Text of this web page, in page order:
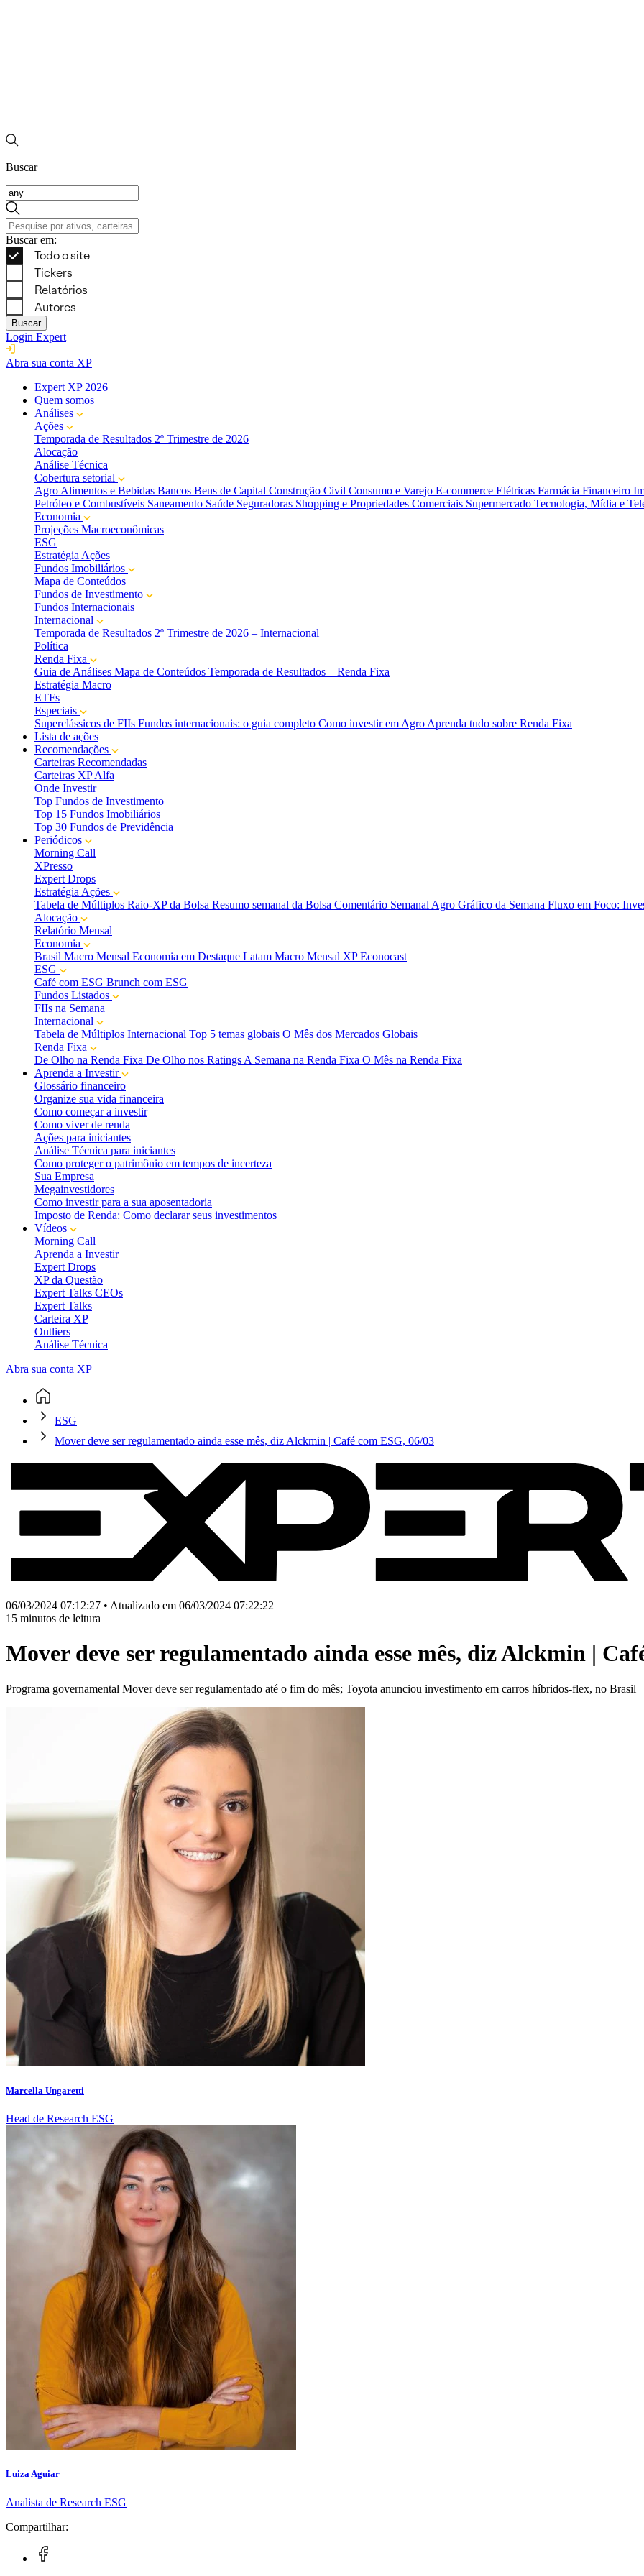
Buscar
Buscar em:
Buscar
Login Expert
Abra sua conta XP
Expert XP 2026
Quem somos
Análises
Ações
Temporada de Resultados 2º Trimestre de 2026
Alocação
Análise Técnica
Cobertura setorial
AgroAlimentos e Bebidas Bancos Bens de Capital Construção Civil Consumo e Varejo E-commerce Elétricas Farmácia Financeiro
Petróleo e Combustíveis Saneamento Saúde Seguradoras Shopping e Propriedades Comerciais Supermercado Tecnologia, Mídia e
Economia
Projeções Macroeconômicas
ESG
Estratégia Ações
Fundos Imobiliários
Mapa de Conteúdos
Fundos de Investimento
Fundos Internacionais
Internacional
Temporada de Resultados 2º Trimestre de 2026 – Internacional
Política
Renda Fixa
Guia de Análises Mapa de Conteúdos Temporada de Resultados – Renda Fixa
Estratégia Macro
ETFs
Especiais
Superclássicos de FIIs Fundos internacionais: o guia completo Como investir em AgroAprenda tudo sobre Renda Fixa
Lista de ações
Recomendações
Carteiras Recomendadas
Carteiras XP Alfa
Onde Investir
Top Fundos de Investimento
Top 15 Fundos Imobiliários
Top 30 Fundos de Previdência
Periódicos
Morning Call
XPresso
Expert Drops
Estratégia Ações
Tabela de Múltiplos Raio-XP da Bolsa Resumo semanal da Bolsa Comentário Semanal Agro Gráfico da Semana Fluxo em Foco:
Alocação
Relatório Mensal
Economia
Brasil Macro Mensal Economia em Destaque Latam Macro Mensal XP Econocast
ESG
Café com ESG Brunch com ESG
Fundos Listados
FIIs na Semana
Internacional
Tabela de Múltiplos Internacional Top 5 temas globais O Mês dos Mercados Globais
Renda Fixa
De Olho na Renda Fixa De Olho nos RatingsA Semana na Renda Fixa O Mês na Renda Fixa
Aprenda a Investir
Glossário financeiro
Organize sua vida financeira
Como começar a investir
Como viver de renda
Ações para iniciantes
Análise Técnica para iniciantes
Como proteger o patrimônio em tempos de incerteza
Sua Empresa
Megainvestidores
Como investir para a sua aposentadoria
Imposto de Renda: Como declarar seus investimentos
Vídeos
Morning Call
Aprenda a Investir
Expert Drops
XP da Questão
Expert Talks CEOs
Expert Talks
Carteira XP
Outliers
Análise Técnica
Abra sua conta XP
ESG
Mover deve ser regulamentado ainda esse mês, diz Alckmin | Café com ESG, 06/03
06/03/2024 07:12:27 • Atualizado em 06/03/2024 07:22:22
15 minutos de leitura
Mover deve ser regulamentado ainda esse mês, diz Alckmin |
Programa governamental Mover deve ser regulamentado até o fim do mês; Toyota anunciou investimento em carros híbridos-flex, no Brasil
Marcella Ungaretti
Head de Research ESG
Luiza Aguiar
Analista de Research ESG
Compartilhar: